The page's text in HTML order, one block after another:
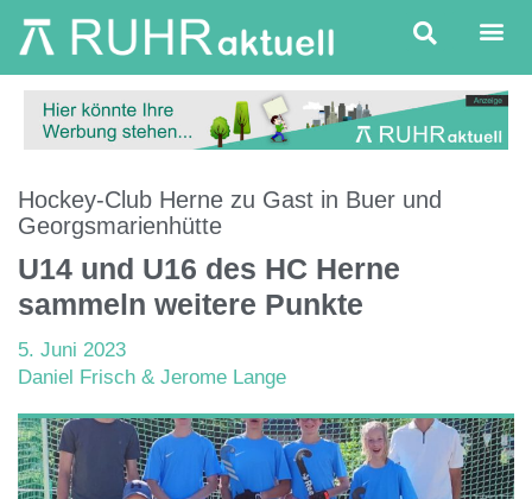
Hockey-Club Herne zu Gast in Buer und
Georgsmarienhütte
U14 und U16 des HC Herne
sammeln weitere Punkte
5. Juni 2023
Daniel Frisch & Jerome Lange